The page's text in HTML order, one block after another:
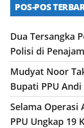
POS-POS
Dua Tersangka
Polisi di Penajam
Mudyat Noor
Bupati PPU
Selama Operasi
PPU Ungkap 19